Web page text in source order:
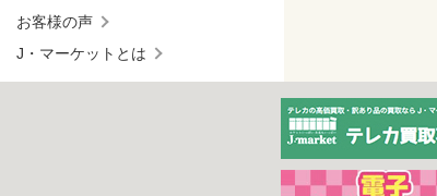
お客様の声
J・マーケットとは